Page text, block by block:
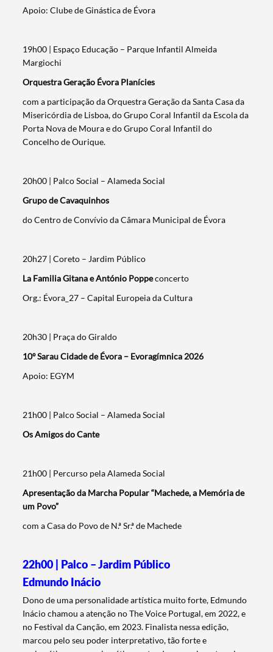
Categorias gerais
Apoio: Clube de Ginástica de Évora
19h00 | Espaço Educação – Parque Infantil Almeida
Margiochi
Orquestra Geração Évora Planícies
com a participação da Orquestra Geração da Santa Casa da
Misericórdia de Lisboa, do Grupo Coral Infantil da Escola da
Porta Nova de Moura e do Grupo Coral Infantil do
Concelho de Ourique.
20h00 | Palco Social – Alameda Social
Grupo de Cavaquinhos
do Centro de Convívio da Câmara Municipal de Évora
20h27 | Coreto – Jardim Público
La Familia Gitana e António Poppeconcerto
Org.: Évora_27 – Capital Europeia da Cultura
20h30 | Praça do Giraldo
10º Sarau Cidade de Évora – Evoragímnica 2026
Apoio: EGYM
21h00 | Palco Social – Alameda Social
Os Amigos do Cante
21h00 | Percurso pela Alameda Social
Apresentação da Marcha Popular “Machede, a Memória de
um Povo”
com a Casa do Povo de N.ª Sr.ª de Machede
22h00 | Palco – Jardim Público
Edmundo Inácio
Dono de uma personalidade artística muito forte, Edmundo
Inácio chamou a atenção no The Voice Portugal, em 2022, e
no Festival da Canção, em 2023. Finalista nessa edição,
marcou pelo seu poder interpretativo, tão forte e